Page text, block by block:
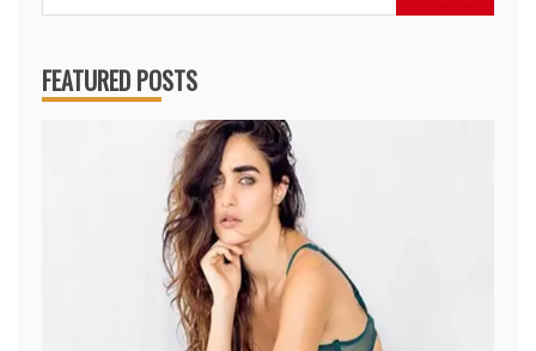
for:
FEATURED POSTS